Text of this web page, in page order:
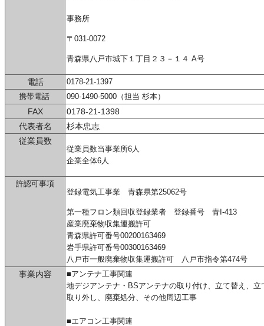
事務所
〒031-0072
青森県八戸市城下１丁目２３－１４ A号
電話
0178-21-1397
携帯電話
090-1490-5000（担当 杉本）
FAX
0178-21-1398
代表者名
杉本忠志
従業員数
従業員数当事業所6人
企業全体6人
許認可事項
登録電気工事業 青森県第25062号
第一種フロン類回収登録業者 登録番号 青I-413
産業廃棄物収集運搬許可
青森県許可番号00200163469
岩手県許可番号00300163469
八戸市一般廃棄物収集運搬許可 八戸市指令第474号
事業内容 ■アンテナ工事関連
地デジアンテナ・BSアンテナの取り付け、立て替え、立
取り外し、廃棄処分、その他周辺工事
■エアコン工事関連